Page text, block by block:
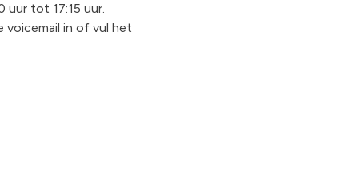
uur tot 17:15 uur.
voicemail in of vul het